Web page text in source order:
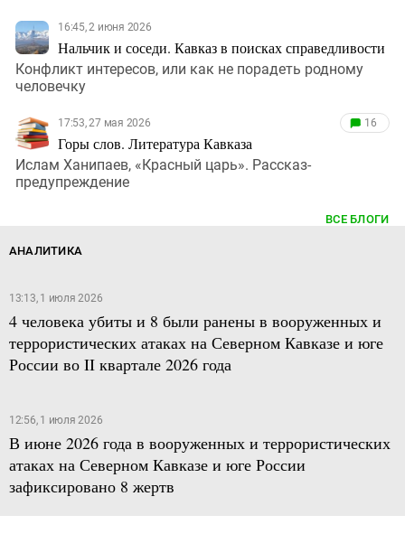
16:45, 2 июня 2026
Нальчик и соседи. Кавказ в поисках справедливости
Конфликт интересов, или как не порадеть родному
человечку
17:53, 27 мая 2026
Горы слов. Литература Кавказа
16
Ислам Ханипаев, «Красный царь». Рассказ-
предупреждение
ВСЕ БЛОГИ
АНАЛИТИКА
13:13, 1 июля 2026
4 человека убиты и 8 были ранены в вооруженных и
террористических атаках на Северном Кавказе и юге
России во II квартале 2026 года
12:56, 1 июля 2026
В июне 2026 года в вооруженных и террористических
атаках на Северном Кавказе и юге России
зафиксировано 8 жертв